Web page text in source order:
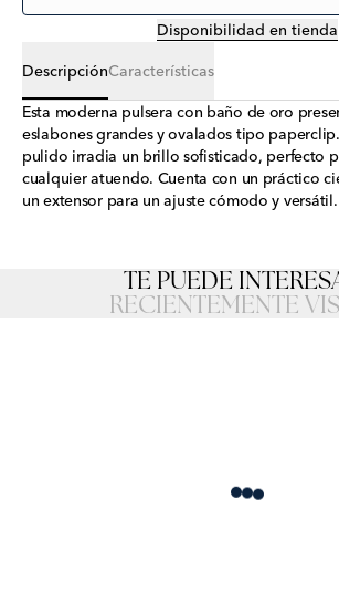
Disponibilidad en tienda
DescripciónCaracterísticas
Esta moderna pulsera con baño de oro
eslabones grandes y ovalados tipo
pulido irradia un brillo sofisticado, perfecto
cualquier atuendo. Cuenta con un práctico
un extensor para un ajuste cómodo y versátil.
TE PUEDE
RECIENTEMENTE
Loading